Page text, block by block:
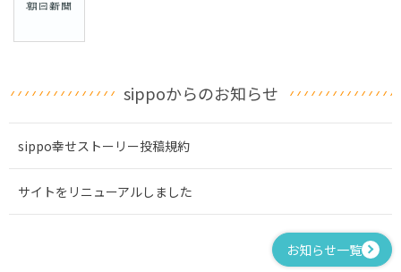
sippoからのお知らせ
sippo幸せストーリー投稿規約
サイトをリニューアルしました
お知らせ一覧